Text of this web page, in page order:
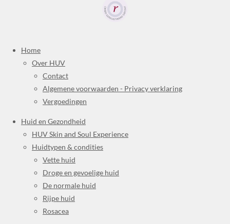
Home
Over HUV
Contact
Algemene voorwaarden - Privacy verklaring
Vergoedingen
Huid en Gezondheid
HUV Skin and Soul Experience
Huidtypen & condities
Vette huid
Droge en gevoelige huid
De normale huid
Rijpe huid
Rosacea